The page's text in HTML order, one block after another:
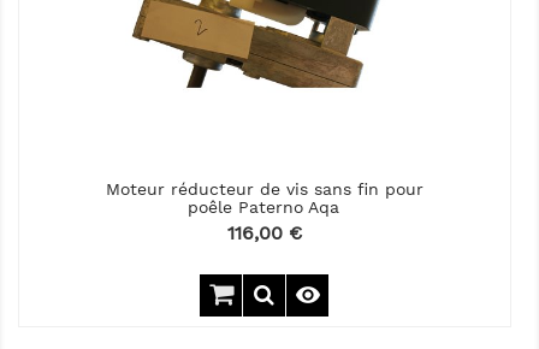
Moteur réducteur de vis sans fin pour
poêle Paterno Aqa
Prix
116,00 €
